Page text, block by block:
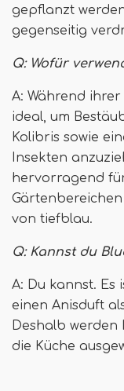
gepflanzt
gegenseitig
Q: Wofür
A: Während
ideal, um
Kolibris sowie
Insekten
hervorragend
von tiefblau.
Q: Kannst du
A: Du kannst.
einen Anisduft
Deshalb werden
die Küche